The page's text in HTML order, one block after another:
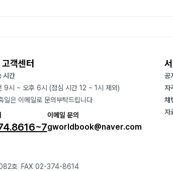
객센터
시간
9시 ~ 오후 6시 (점심 시간 12 ~ 1시 제외)
일은 이메일로 문의부탁드립니다
이메일 문의
gworldbook@naver.com
공
자
채
자
호 FAX 02-374-8614